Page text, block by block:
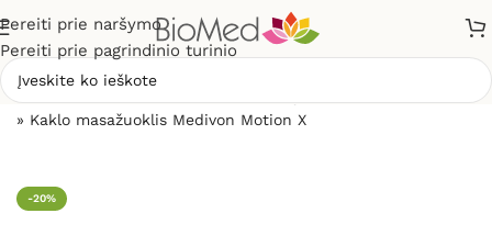
Pereiti prie naršymo
Pereiti prie pagrindinio turinio
» Kaklo masažuoklis Medivon Motion X
-20%